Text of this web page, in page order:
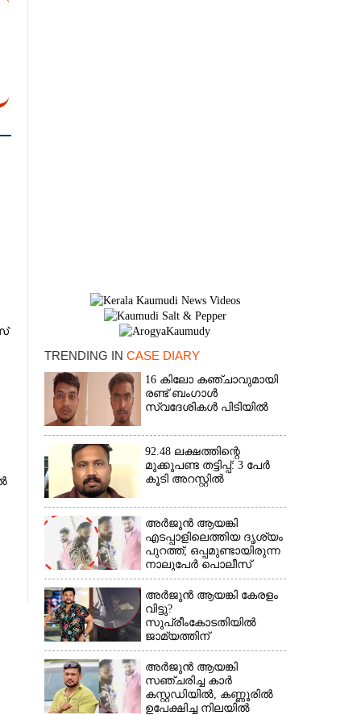
TRENDING IN CASE DIARY
16 കിലോ കഞ്ചാവുമായി
രണ്ട് ബംഗാൾ
സ്വദേശികൾ പിടിയിൽ
92.48 ലക്ഷത്തിന്റെ
മുക്കുപണ്ട തട്ടിപ്പ്: 3 പേർ
കൂടി അറസ്റ്റിൽ
അർജുൻ ആയങ്കി
എടപ്പാളിലെത്തിയ ദൃശ്യം
പുറത്ത്; ഒപ്പമുണ്ടായിരുന്ന
നാലുപേർ പൊലീസ്
കസ്റ്റഡിയിൽ
അർജുൻ ആയങ്കി കേരളം
വിട്ടു?
സുപ്രീംകോടതിയിൽ
ജാമ്യത്തിന്
ശ്രമിക്കുന്നതായി സംശയം
അർജുൻ ആയങ്കി
സഞ്ചരിച്ച കാർ
കസ്റ്റഡിയിൽ,​ കണ്ണൂരിൽ
ഉപേക്ഷിച്ച നിലയിൽ
×